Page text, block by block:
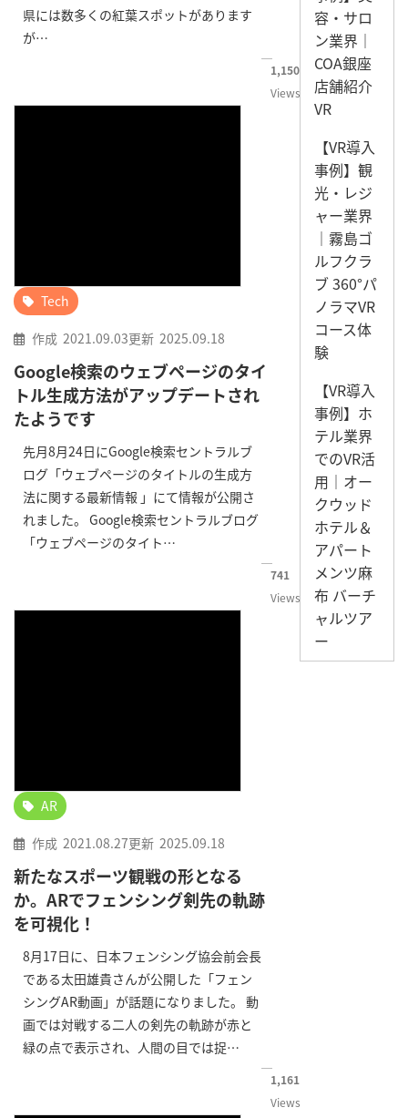
県には数多くの紅葉スポットがあります
が…
1,150
Views
Tech
作成 2021.09.03更新 2025.09.18
Google検索のウェブページのタイ
トル生成方法がアップデートされ
たようです
先月8月24日にGoogle検索セントラルブ
ログ「ウェブページのタイトルの生成方
法に関する最新情報 」にて情報が公開さ
れました。 Google検索セントラルブログ
「ウェブページのタイト…
741
Views
AR
作成 2021.08.27更新 2025.09.18
新たなスポーツ観戦の形となる
か。ARでフェンシング剣先の軌跡
を可視化！
8月17日に、日本フェンシング協会前会長
である太田雄貴さんが公開した「フェン
シングAR動画」が話題になりました。 動
画では対戦する二人の剣先の軌跡が赤と
緑の点で表示され、人間の目では捉…
1,161
Views
容・サロ
ン業界｜
COA銀座
店舗紹介
VR
【VR導入
事例】観
光・レジ
ャー業界
｜霧島ゴ
ルフクラ
ブ 360°パ
ノラマVR
コース体
験
【VR導入
事例】ホ
テル業界
でのVR活
用｜オー
クウッド
ホテル＆
アパート
メンツ麻
布 バーチ
ャルツア
ー